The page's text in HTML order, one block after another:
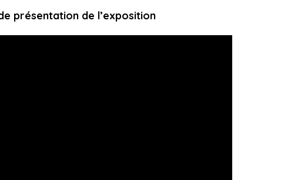
présentation de l’exposition